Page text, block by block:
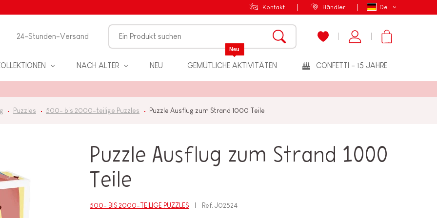
De
Kontakt Händler
24-Stunden-Versand
NACH ALTER NEU GEMÜTLICHE AKTIVITÄTEN
Neu
CONFETTI - 15 JAHRE
Puzzles 500- bis 2000-teilige Puzzles Puzzle Ausflug zum Strand 1000 Teile
Puzzle Ausflug zum Strand 1000
Teile
500- BIS 2000-TEILIGE PUZZLES Ref.J02524